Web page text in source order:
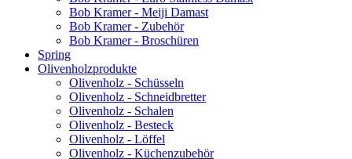
Bob Kramer - Meiji Damast
Bob Kramer - Zubehör
Bob Kramer - Broschüren
Spring
Olivenholzprodukte
Olivenholz - Schüsseln
Olivenholz - Schneidbretter
Olivenholz - Schalen
Olivenholz - Besteck
Olivenholz - Löffel
Olivenholz - Küchenzubehör